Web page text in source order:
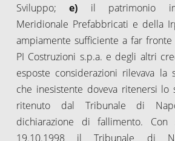
Sviluppo;e) il patrimonio
Meridionale Prefabbricati e della
ampiamente sufficiente a far
PI Costruzioni s.p.a. e degli altri
esposte considerazioni rilevava la
che inesistente doveva ritenersi lo
ritenuto dal Tribunale di
dichiarazione di fallimento. Con
19.10.1998 il Tribunale di